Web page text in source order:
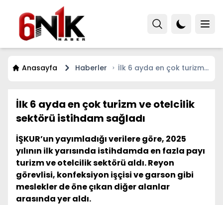
Anasayfa Haberler
İlk 6 ayda en çok turizm
İlk 6 ayda en çok turizm ve otelcilik
sektörü istihdam sağladı
İŞKUR’un yayımladığı verilere göre, 2025
yılının ilk yarısında istihdamda en fazla payı
turizm ve otelcilik sektörü aldı. Reyon
görevlisi, konfeksiyon işçisi ve garson gibi
meslekler de öne çıkan diğer alanlar
arasında yer aldı.